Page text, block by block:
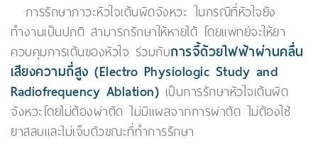
การรักษาภาวะหัวใจเต้นผิดจังหวะ ในกรณีที่หัวใจยัง
ทำงานเป็นปกติ สามารถรักษาให้หายได้ โดยแพทย์จะให้ยา
ควบคุมการเต้นของหัวใจ ร่วมกับการจี้ด้วยไฟฟ้าผ่านคลื่น
เสียงความถี่สูง (Electro Physiologic Study and
Radiofrequency Ablation) เป็นการรักษาหัวใจเต้นผิด
จังหวะโดยไม่ต้องผ่าตัด ไม่มีแผลจากการผ่าตัด ไม่ต้องใช้
ยาสลบและไม่เจ็บตัวขณะที่ทำการรักษา